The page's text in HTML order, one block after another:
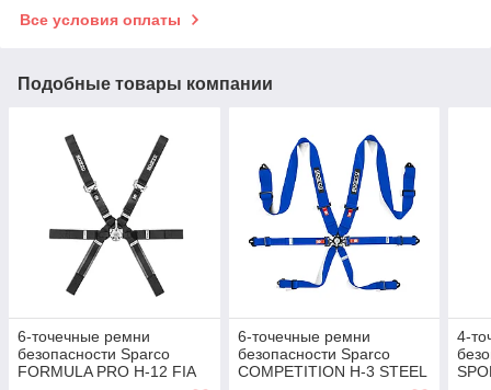
Все условия оплаты
Подобные товары компании
6-точечные ремни
безопасности Sparco
FORMULA PRO H-12 FIA
6-точечные ремни
безопасности Sparco
COMPETITION H-3 STEEL
4-